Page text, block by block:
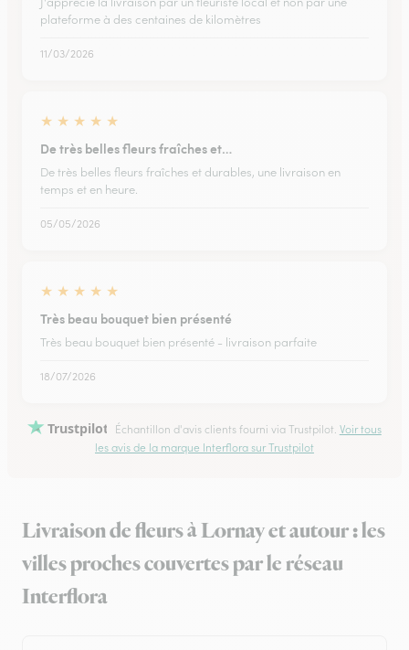
plateforme à des centaines de kilomètres
11/03/2026
★ ★ ★ ★ ★
De très belles fleurs fraîches et…
De très belles fleurs fraîches et durables, une livraison en
temps et en heure.
05/05/2026
★ ★ ★ ★ ★
Très beau bouquet bien présenté
Très beau bouquet bien présenté - livraison parfaite
18/07/2026
Trustpilot Échantillon d'avis clients fourni via Trustpilot. Voir tous
les avis de la marque Interflora sur Trustpilot
Livraison de fleurs à Lornay et autour : les
villes proches couvertes par le réseau
Interflora